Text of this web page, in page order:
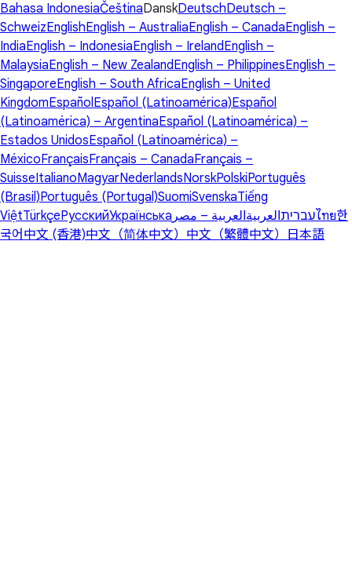
Bahasa IndonesiaČeštinaDanskDeutschDeutsch –
SchweizEnglishEnglish – AustraliaEnglish – CanadaEnglish –
IndiaEnglish – IndonesiaEnglish – IrelandEnglish –
MalaysiaEnglish – New ZealandEnglish – PhilippinesEnglish –
SingaporeEnglish – South AfricaEnglish – United
KingdomEspañolEspañol (Latinoamérica)Español
(Latinoamérica) – ArgentinaEspañol (Latinoamérica) –
Estados UnidosEspañol (Latinoamérica) –
MéxicoFrançaisFrançais – CanadaFrançais –
SuisseItalianoMagyarNederlandsNorskPolskiPortuguês
(Brasil)Português (Portugal)SuomiSvenskaTiếng
ViệtTürkçeРусскийУкраїнська עבריתالعربيةالعربية – مصر ไทย한
국어 中文 (香港)中文（简体中文） 中文（繁體中文） 日本語